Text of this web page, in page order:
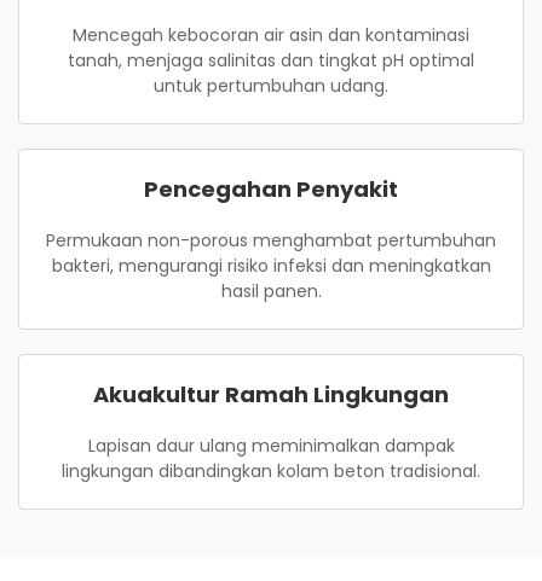
Mencegah kebocoran air asin dan kontaminasi
tanah, menjaga salinitas dan tingkat pH optimal
untuk pertumbuhan udang.
Pencegahan Penyakit
Permukaan non-porous menghambat pertumbuhan
bakteri, mengurangi risiko infeksi dan meningkatkan
hasil panen.
Akuakultur Ramah Lingkungan
Lapisan daur ulang meminimalkan dampak
lingkungan dibandingkan kolam beton tradisional.